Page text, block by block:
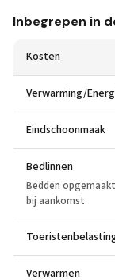
Inbegrepen in
Kosten
Verwarming/
Eindschoonmaak
Bedlinnen
Bedden opgemaakt
bij aankomst
Verwarmen